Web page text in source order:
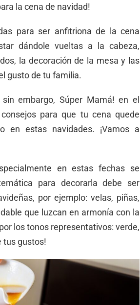
la cena de navidad!
para ser anfitriona de la cena
dándole vueltas a la cabeza,
la decoración de la mesa y las
gusto de tu familia.
embargo, Súper Mamá! en el
para que tu cena quede
en estas navidades. ¡Vamos a
en estas fechas se
para decorarla debe ser
por ejemplo: velas, piñas,
que luzcan en armonía con la
los tonos representativos: verde,
tus gustos!